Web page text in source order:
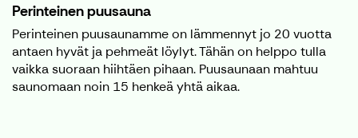
Perinteinen puusauna
Perinteinen puusaunamme on lämmennyt jo 20 vuotta
antaen hyvät ja pehmeät löylyt. Tähän on helppo tulla
vaikka suoraan hiihtäen pihaan. Puusaunaan mahtuu
saunomaan noin 15 henkeä yhtä aikaa.